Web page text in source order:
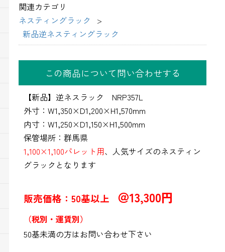
関連カテゴリ
ネスティングラック
新品逆ネスティングラック
この商品について問い合わせする
【新品】逆ネスラック NRP357L
外寸：W1,350×D1,200×H1,570mm
内寸：W1,250×D1,150×H1,500mm
保管場所：群馬県
1,100×1,100パレット用、人気サイズのネスティン
グラックとなります
販売価格：50基以上 ＠13,300円
（税別・運賃別）
50基未満の方はお問い合わせ下さい